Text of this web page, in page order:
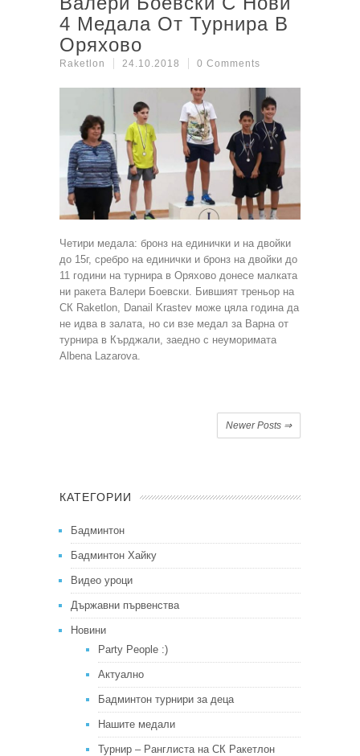
4 Медала От Турнира В
Оряхово
Raketlon 24.10.2018 0 Comments
Четири медала: бронз на единички и на двойки
до 15г, сребро на единички и бронз на двойки до
11 години на турнира в Оряхово донесе малката
ни ракета Валери Боевски. Бившият треньор на
СК Raketlon, Danail Krastev може цяла година да
не идва в залата, но си взе медал за Варна от
турнира в Кърджали, заедно с неуморимата
Albena Lazarova.
Newer Posts ⇒
КАТЕГОРИИ
Бадминтон
Бадминтон Хайку
Видео уроци
Държавни първенства
Новини
Party People :)
Актуално
Бадминтон турнири за деца
Нашите медали
Турнир – Ранглиста на СК Ракетлон